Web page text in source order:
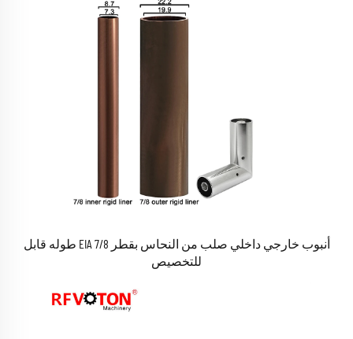
أنبوب خارجي داخلي صلب من النحاس بقطر 7/8 EIA طوله قابل
للتخصيص